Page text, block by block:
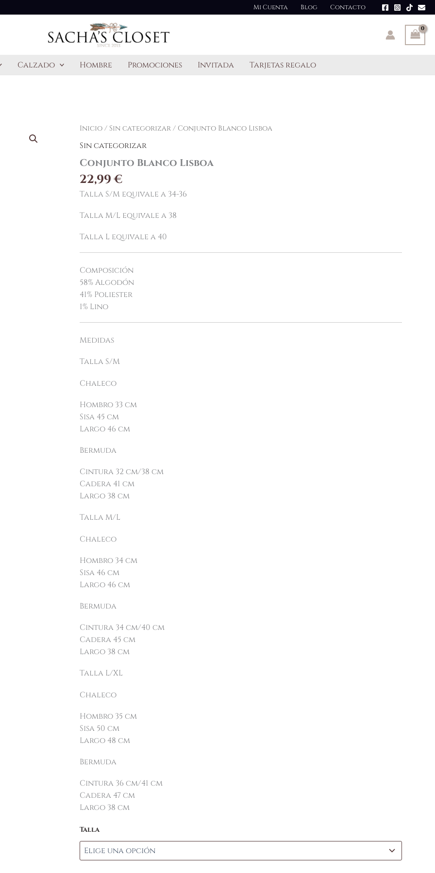
Mi Cuenta Blog Contacto
Calzado Hombre Promociones Invitada Tarjetas regalo
Inicio/ Sin categorizar/ Conjunto Blanco Lisboa
Sin categorizar
Conjunto Blanco Lisboa
22,99€
Talla S/M equivale a 34-36
Talla M/L equivale a 38
Talla L equivale a 40
Composición
58% Algodón
41% Poliester
1% Lino
Medidas
Talla S/M
Chaleco
Hombro 33 cm
Sisa 45 cm
Largo 46 cm
Bermuda
Cintura 32 cm/38 cm
Cadera 41 cm
Largo 38 cm
Talla M/L
Chaleco
Hombro 34 cm
Sisa 46 cm
Largo 46 cm
Bermuda
Cintura 34 cm/40 cm
Cadera 45 cm
Largo 38 cm
Talla L/XL
Chaleco
Hombro 35 cm
Sisa 50 cm
Largo 48 cm
Bermuda
Cintura 36 cm/41 cm
Cadera 47 cm
Largo 38 cm
Talla
Conjunto
Lisboa